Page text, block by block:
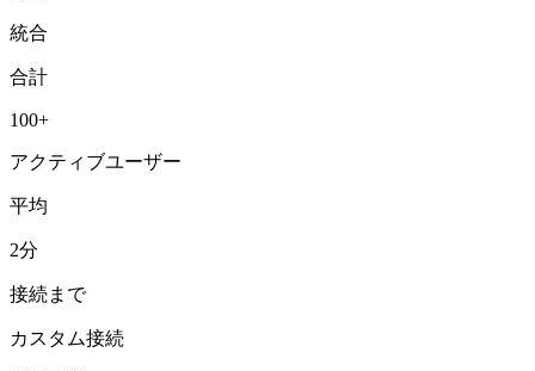
統合
合計
100+
アクティブユーザー
平均
2分
接続まで
カスタム接続